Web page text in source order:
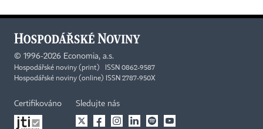
© 1996-2026 Economia, a.s.
Hospodářské noviny (print) ISSN 0862-9587
Hospodářské noviny (online) ISSN 2787-950X
Certifikováno Sledujte nás